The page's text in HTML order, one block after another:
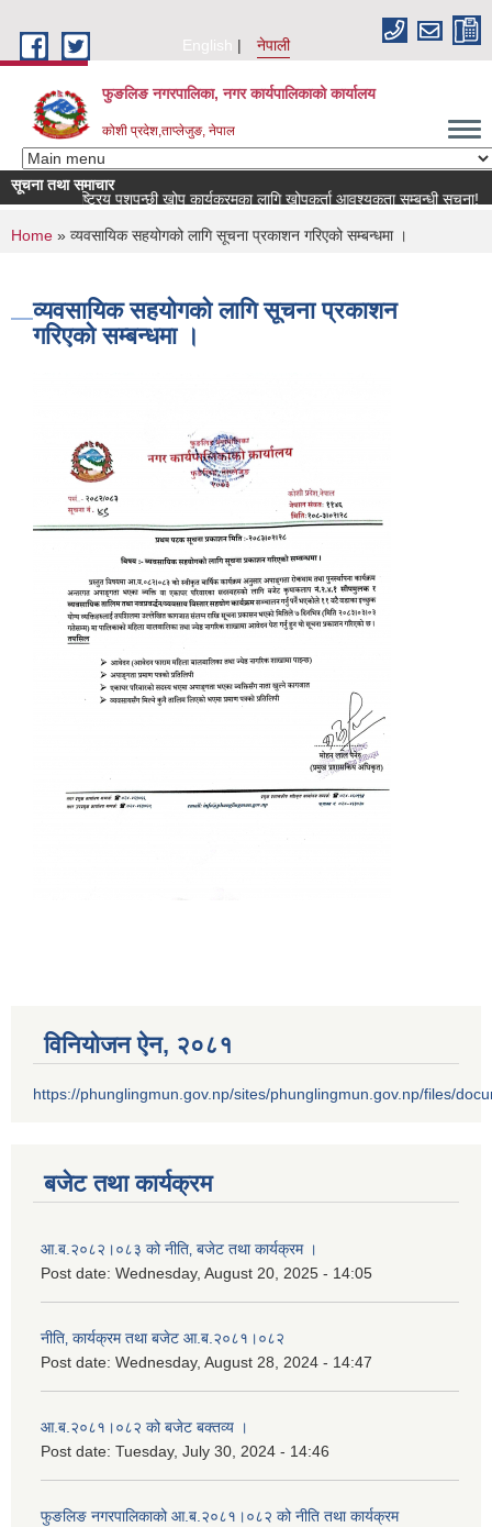
English
नेपाली
फुङलिङ नगरपालिका, नगर कार्यपालिकाको कार्यालय
कोशी प्रदेश,ताप्लेजुङ, नेपाल
सूचना तथा समाचार
राष्ट्रिय पशुपन्छी खोप कार्यक्रमका लागि खोपकर्ता आवश्यकता सम्बन्धी सूचना!
You are here
Home » व्यवसायिक सहयोगको लागि सूचना प्रकाशन गरिएको सम्बन्धमा ।
व्यवसायिक सहयोगको लागि सूचना प्रकाशन
गरिएको सम्बन्धमा ।
विनियोजन ऐन‚ २०८१
https://phunglingmun.gov.np/sites/phunglingmun.gov.np/files/
बजेट तथा कार्यक्रम
आ.ब.२०८२।०८३ को नीति‚ बजेट तथा कार्यक्रम ।
Post date: Wednesday, August 20, 2025 - 14:05
नीति‚ कार्यक्रम तथा बजेट आ.ब.२०८१।०८२
Post date: Wednesday, August 28, 2024 - 14:47
आ.ब.२०८१।०८२ को बजेट बक्तव्य ।
Post date: Tuesday, July 30, 2024 - 14:46
फुङलिङ नगरपालिकाको आ.ब.२०८१।०८२ को नीति तथा कार्यक्रम